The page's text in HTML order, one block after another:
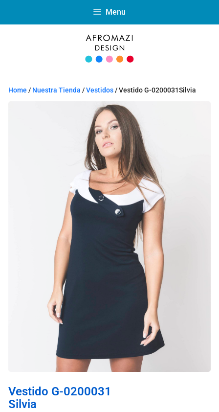
Menu
Home / Nuestra Tienda /Vestidos/ Vestido G-0200031Silvia
Vestido G-0200031
Silvia